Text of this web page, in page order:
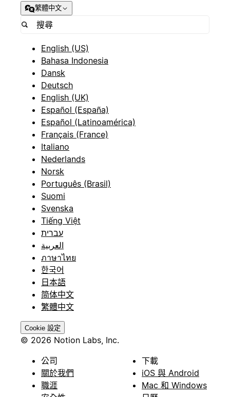
繁體中文
English (US)
Bahasa Indonesia
Dansk
Deutsch
English (UK)
Español (España)
Español (Latinoamérica)
Français (France)
Italiano
Nederlands
Norsk
Português (Brasil)
Suomi
Svenska
Tiếng Việt
עברית
العربية
ภาษาไทย
한국어
日本語
简体中文
繁體中文
Cookie 設定
© 2026 Notion Labs, Inc.
公司
關於我們
職涯
下載
iOS 與 Android
Mac 和 Windows